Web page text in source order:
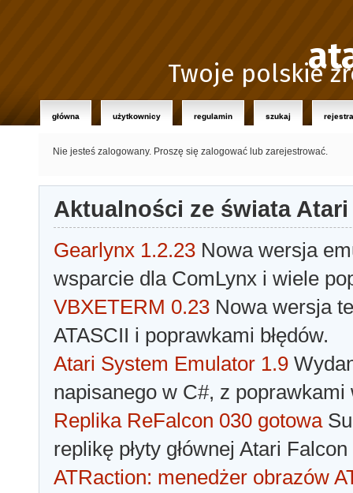
Twoje polskie
główna użytkownicy regulamin szukaj
Nie jesteś zalogowany. Proszę się zalogować lub zarejestrować.
Aktualności ze świata Atari
Gearlynx 1.2.23 Nowa wersja
wsparcie dla ComLynx i wiele
VBXETERM 0.23 Nowa wersja
ATASCII i poprawkami błędów.
Atari System Emulator 1.9
napisanego w C#, z poprawkami
Replika ReFalcon 030 gotowa
replikę płyty głównej Atari
ATRaction: menedżer obrazów